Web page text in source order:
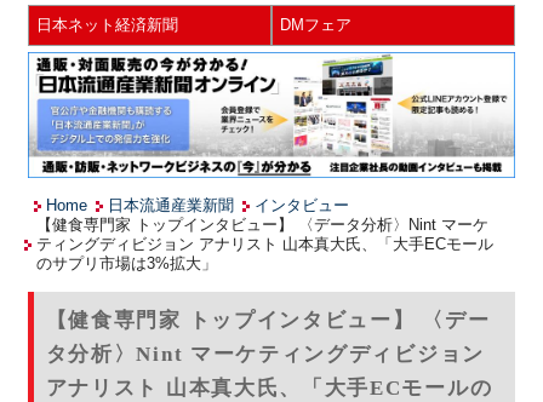
日本ネット経済新聞 DMフェア
Home 日本流通産業新聞
インタビュー
【健食専門家 トップインタビュー】 〈データ分析〉Nint マーケ
ティングディビジョン アナリスト 山本真大氏、「大手ECモール
のサプリ市場は3%拡大」
【健食専門家 トップインタビュー】 〈デー
タ分析〉Nint マーケティングディビジョン
アナリスト 山本真大氏、「大手ECモールの